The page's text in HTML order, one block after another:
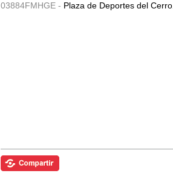
03884FMHGE - Plaza de Deportes del Cerro.